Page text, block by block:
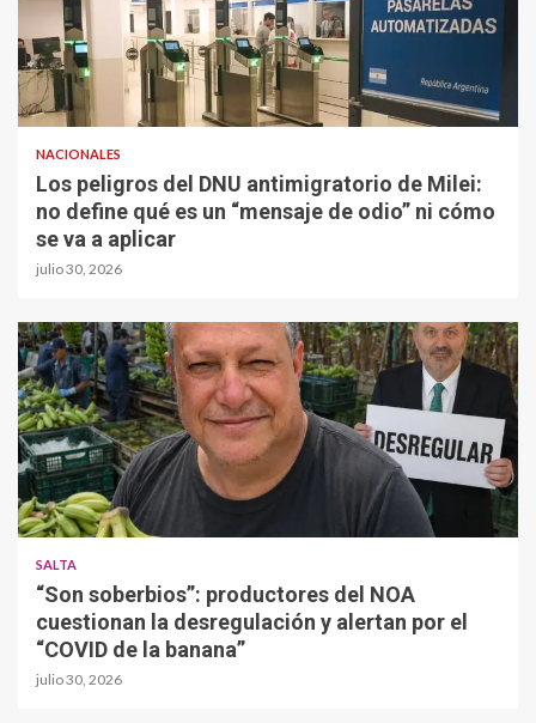
NACIONALES
Los peligros del DNU antimigratorio de Milei:
no define qué es un “mensaje de odio” ni cómo
se va a aplicar
julio 30, 2026
SALTA
“Son soberbios”: productores del NOA
cuestionan la desregulación y alertan por el
“COVID de la banana”
julio 30, 2026